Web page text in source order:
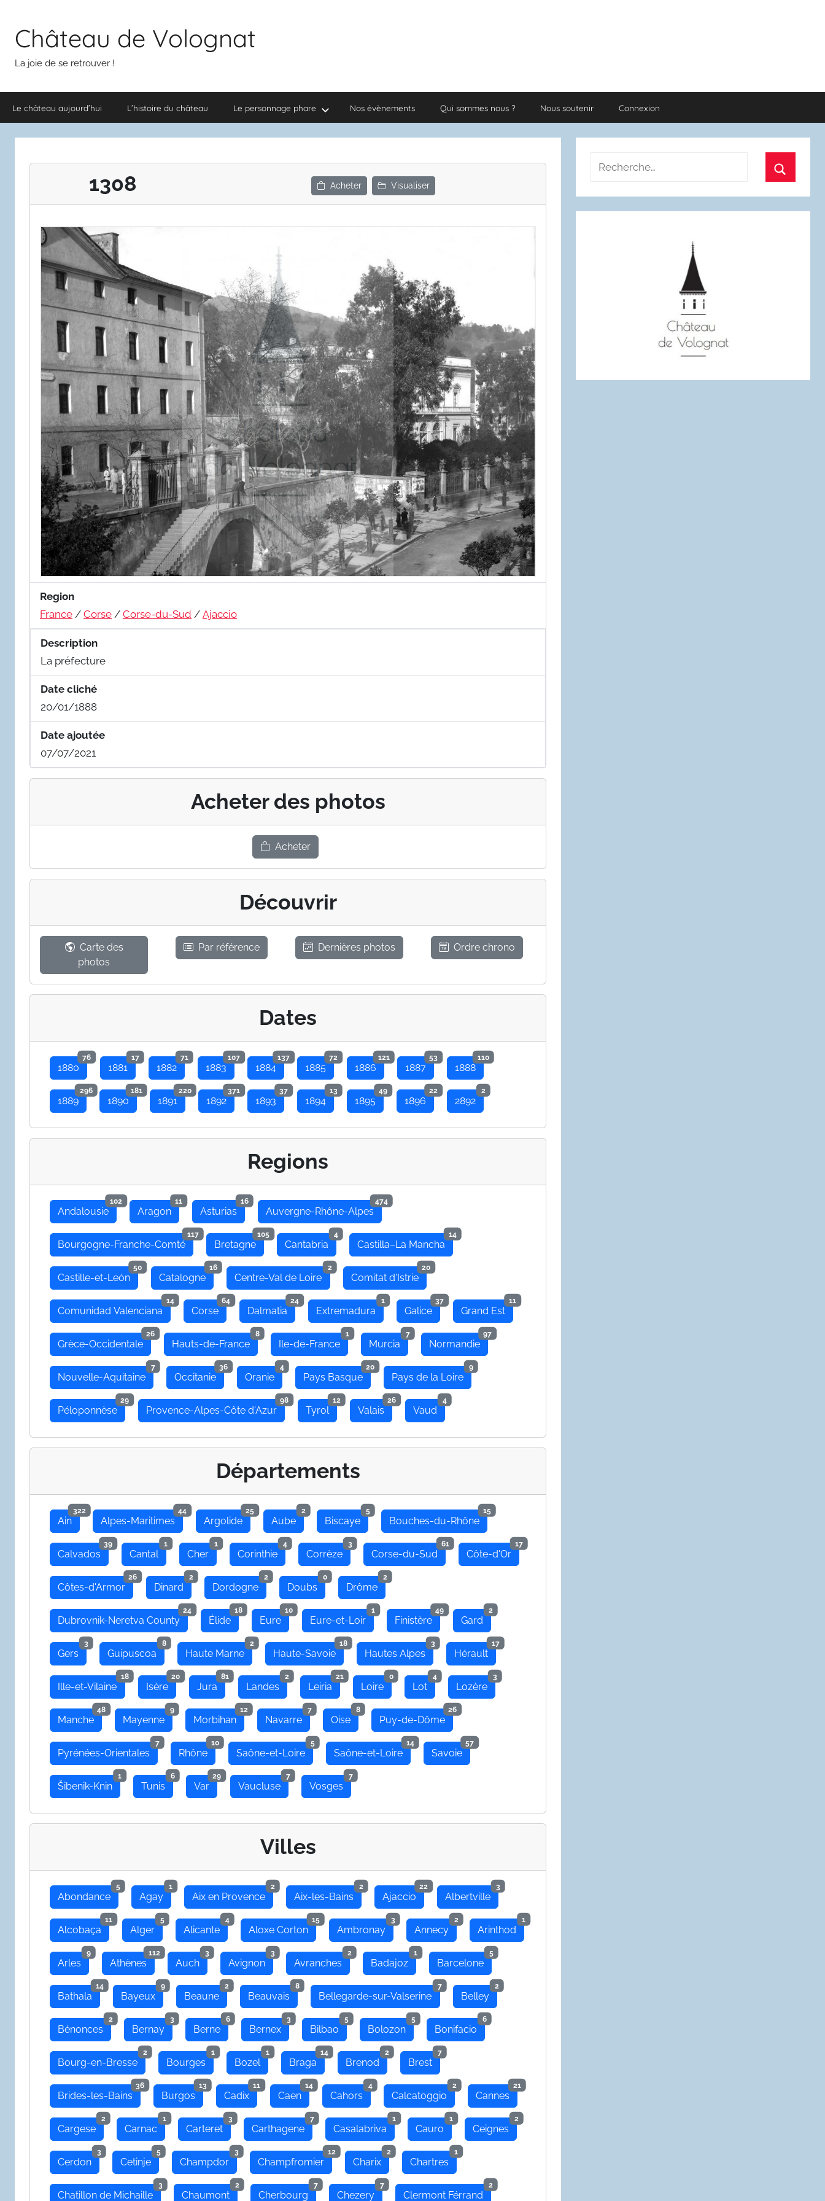
contenuChâteau de Volognat
La joie de se retrouver !
Le château aujourd’hui L’histoire du château Le personnage phare Nos évènements Qui sommes nous ? Nous soutenir Connexion
1308 Acheter Visualiser
Region
France / Corse / Corse-du-Sud / Ajaccio
Description
La préfecture
Date cliché
20/01/1888
Date ajoutée
07/07/2021
Acheter des photos
Acheter
Découvrir
Carte des
photos
Par référence Dernières photos Ordre chrono
Dates
1880
76
1881
17
1882
71
1883
107
1884
137
1885
72
1886
121
1887
53
1888
110
1889
296
1890
181
1891
220
1892
371
1893
37
1894
13
1895
49
1896
22
2892
2
Regions
Andalousie
102
Aragon
11
Asturias
16
Auvergne-Rhône-Alpes
474
Bourgogne-Franche-Comté
117
Bretagne
105
Cantabria
4
Castilla–La Mancha
14
Castille-et-León
50
Catalogne
16
Centre-Val de Loire
2
Comitat d'Istrie
20
Comunidad Valenciana
14
Corse
64
Dalmatia
24
Extremadura
1
Galice
37
Grand Est
11
Grèce-Occidentale
26
Hauts-de-France
8
Ile-de-France
1
Murcia
7
Normandie
97
Nouvelle-Aquitaine
7
Occitanie
36
Oranie
4
Pays Basque
20
Pays de la Loire
9
Péloponnèse
29
Provence-Alpes-Côte d'Azur
98
Tyrol
12
Valais
26
Vaud
4
Départements
Ain
322
Alpes-Maritimes
44
Argolide
25
Aube
2
Biscaye
5
Bouches-du-Rhône
15
Calvados
39
Cantal
1
Cher
1
Corinthie
4
Corrèze
3
Corse-du-Sud
61
Côte-d'Or
17
Côtes-d'Armor
26
Dinard
2
Dordogne
2
Doubs
0
Drôme
2
Dubrovnik-Neretva County
24
Élide
18
Eure
10
Eure-et-Loir
1
Finistère
49
Gard
2
Gers
3
Guipuscoa
8
Haute Marne
2
Haute-Savoie
18
Hautes Alpes
3
Hérault
17
Ille-et-Vilaine
18
Isère
20
Jura
81
Landes
2
Leiria
21
Loire
0
Lot
4
Lozère
3
Manche
48
Mayenne
9
Morbihan
12
Navarre
7
Oise
8
Puy-de-Dôme
26
Pyrénées-Orientales
7
Rhône
10
Saône-et-Loire
5
Saône-et-Loire
14
Savoie
57
Šibenik-Knin
1
Tunis
6
Var
29
Vaucluse
7
Vosges
7
Villes
Abondance
5
Agay
1
Aix en Provence
2
Aix-les-Bains
2
Ajaccio
22
Albertville
3
Alcobaça
11
Alger
5
Alicante
4
Aloxe Corton
15
Ambronay
3
Annecy
2
Arinthod
1
Arles
9
Athènes
112
Auch
3
Avignon
3
Avranches
2
Badajoz
1
Barcelone
5
Bathala
14
Bayeux
9
Beaune
2
Beauvais
8
Bellegarde-sur-Valserine
7
Belley
2
Bénonces
2
Bernay
3
Berne
6
Bernex
3
Bilbao
5
Bolozon
5
Bonifacio
6
Bourg-en-Bresse
2
Bourges
1
Bozel
1
Braga
14
Brenod
2
Brest
7
Brides-les-Bains
36
Burgos
13
Cadix
11
Caen
14
Cahors
4
Calcatoggio
2
Cannes
21
Cargese
2
Carnac
1
Carteret
3
Carthagene
7
Casalabriva
1
Cauro
1
Ceignes
2
Cerdon
3
Cetinje
5
Champdor
3
Champfromier
12
Charix
2
Chartres
1
Chatillon de Michaille
3
Chaumont
2
Cherbourg
7
Chezery
7
Clermont Férrand
2
Recherche
: